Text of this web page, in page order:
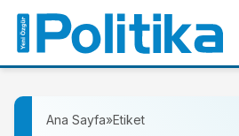
Ana Sayfa»Etiket